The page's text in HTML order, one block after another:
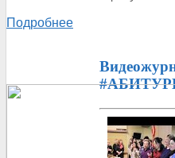
Подробнее